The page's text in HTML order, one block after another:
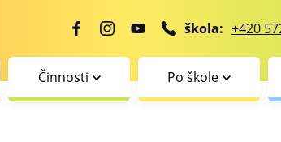
škola: +420
Činnosti Po škole